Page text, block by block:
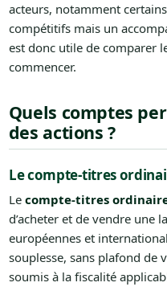
acteurs, notamment
compétitifs mais un
est donc utile de comparer
commencer.
Quels comptes
des actions ?
Le compte-titres
Le compte-titres
d’acheter et de vendre une
européennes et
souplesse, sans plafond de
soumis à la fiscalité